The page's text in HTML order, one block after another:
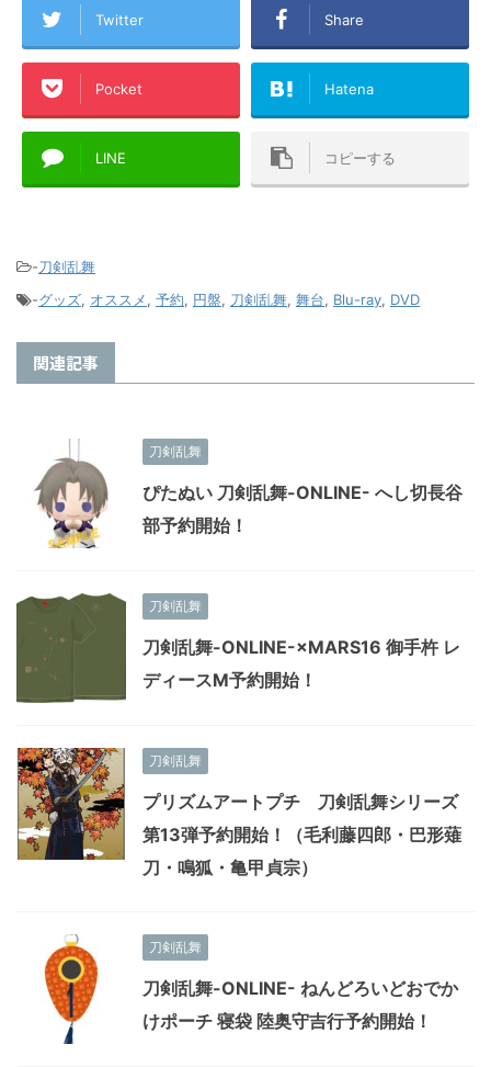
Twitter Share
Pocket Hatena
LINE コピーする
-刀剣乱舞
-グッズ, オススメ, 予約, 円盤, 刀剣乱舞, 舞台, Blu-ray, DVD
関連記事
刀剣乱舞
ぴたぬい 刀剣乱舞-ONLINE- へし切長谷
部予約開始！
刀剣乱舞
刀剣乱舞-ONLINE-×MARS16 御手杵 レ
ディースM予約開始！
刀剣乱舞
プリズムアートプチ 刀剣乱舞シリーズ
第13弾予約開始！（毛利藤四郎・巴形薙
刀・鳴狐・亀甲貞宗）
刀剣乱舞
刀剣乱舞-ONLINE- ねんどろいどおでか
けポーチ 寝袋 陸奥守吉行予約開始！